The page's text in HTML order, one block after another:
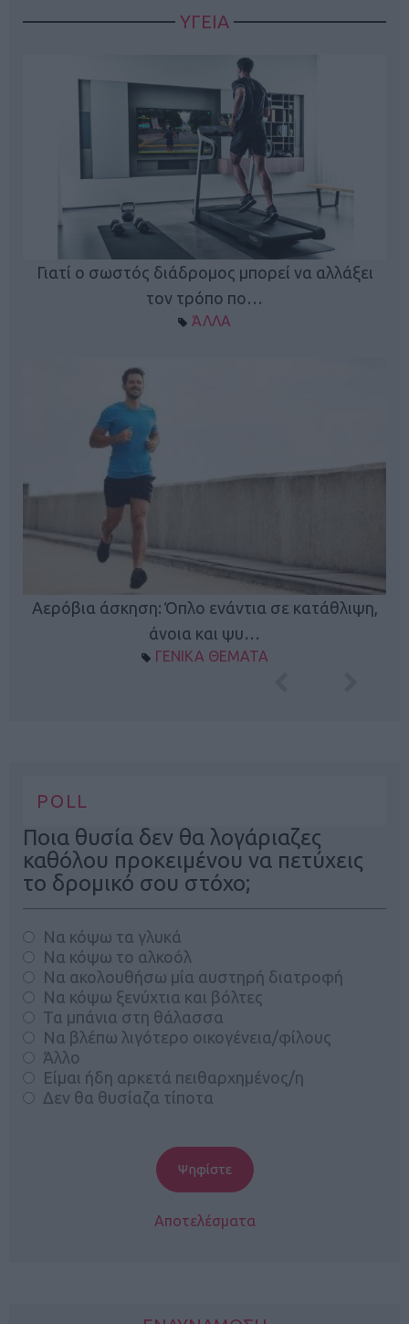
ΥΓΕΙΑ
Γιατί ο σωστός διάδρομος μπορεί να αλλάξει
τον τρόπο πο…
ΆΛΛΑ
Αερόβια άσκηση: Όπλο ενάντια σε κατάθλιψη,
άνοια και ψυ…
ΓΕΝΙΚΑ ΘΕΜΑΤΑ
POLL
Ποια θυσία δεν θα λογάριαζες
καθόλου προκειμένου να πετύχεις
το δρομικό σου στόχο;
Να κόψω τα γλυκά
Να κόψω το αλκοόλ
Να ακολουθήσω μία αυστηρή διατροφή
Να κόψω ξενύχτια και βόλτες
Τα μπάνια στη θάλασσα
Να βλέπω λιγότερο οικογένεια/φίλους
Άλλο
Είμαι ήδη αρκετά πειθαρχημένος/η
Δεν θα θυσίαζα τίποτα
Αποτελέσματα